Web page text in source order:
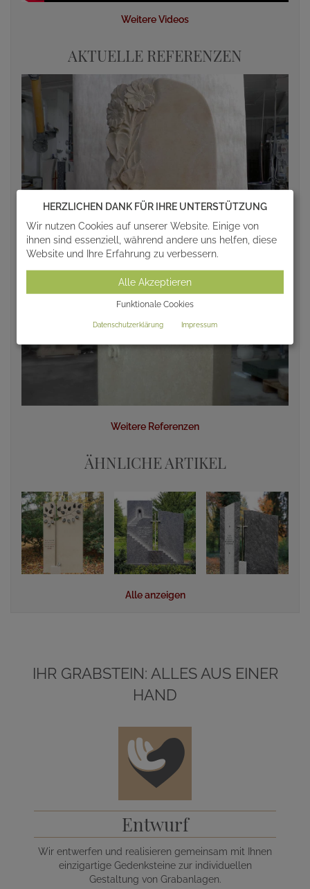
Weitere Videos
AKTUELLE REFERENZEN
Weitere Referenzen
ÄHNLICHE ARTIKEL
Alle anzeigen
IHR GRABSTEIN: ALLES AUS EINER
HAND
Entwurf
Wir entwerfen und realisieren gemeinsam mit Ihnen
einzigartige Gedenksteine zur individuellen
Gestaltung von Grabanlagen.
HERZLICHEN DANK FÜR IHRE UNTERSTÜTZUNG
Wir nutzen Cookies auf unserer Website. Einige von
ihnen sind essenziell, während andere uns helfen, diese
Website und Ihre Erfahrung zu verbessern.
Alle Akzeptieren
Funktionale Cookies
Datenschutzerklärung Impressum